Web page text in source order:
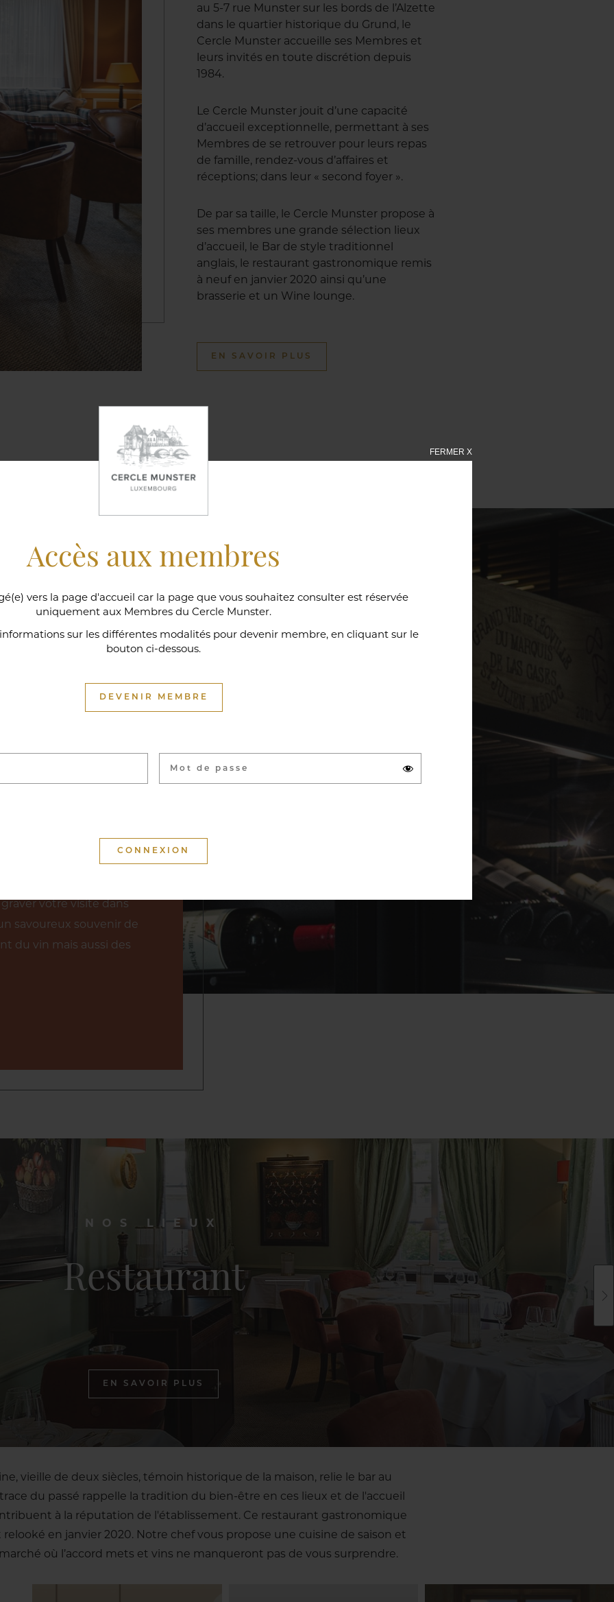
Accès aux membres
vers la page d'accueil car la page que vous souhaitez consulter est réservée
uniquement aux Membres du Cercle Munster.
sur les différentes modalités pour devenir membre, en cliquant sur le
bouton ci-dessous.
DEVENIR MEMBRE
FERMER X
au 5-7 rue Munster sur les bords de l’Alzette
dans le quartier historique du Grund, le
Cercle Munster accueille ses Membres et
leurs invités en toute discrétion depuis
1984.
Le Cercle Munster jouit d’une capacité
d’accueil exceptionnelle, permettant à ses
Membres de se retrouver pour leurs repas
de famille, rendez-vous d’affaires et
réceptions; dans leur « second foyer ».
De par sa taille, le Cercle Munster propose à
ses membres une grande sélection lieux
d’accueil, le Bar de style traditionnel
anglais, le restaurant gastronomique remis
à neuf en janvier 2020 ainsi qu’une
brasserie et un Wine lounge.
EN SAVOIR PLUS
du Cercle Munster
du petit producteur
La visite de notre
ou accompagnée pour
les vins les plus
votre visite dans
savoureux souvenir de
du vin mais aussi des
NOS LIEUX
Restaurant
EN SAVOIR PLUS
vieille de deux siècles, témoin historique de la maison, relie le bar au
du passé rappelle la tradition du bien-être en ces lieux et de l'accueil
à la réputation de l'établissement. Ce restaurant gastronomique
en janvier 2020. Notre chef vous propose une cuisine de saison et
où l’accord mets et vins ne manqueront pas de vous surprendre.